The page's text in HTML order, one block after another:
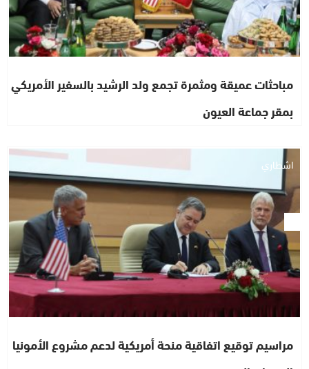
مباحثات عميقة ومثمرة تجمع ولد الرشيد بالسفير الأمريكي
بمقر جماعة العيون
اشطاري
مراسيم توقيع اتفاقية منحة أمريكية لدعم مشروع الأمونيا